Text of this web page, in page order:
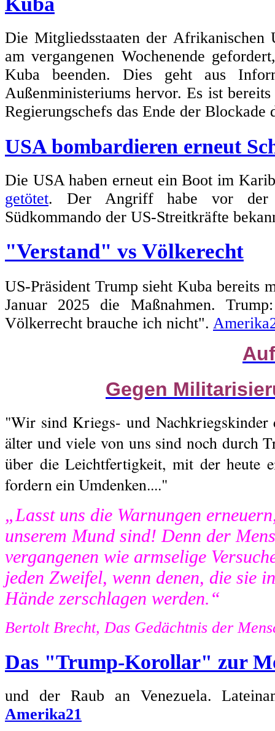
Die Mitgliedsstaaten der
am vergangenen Wochenende
Kuba beenden. Dies geht aus
Außenministeriums hervor. Es ist
Regierungschefs das Ende der
USA bombardieren erneut
Die USA haben erneut ein Boot im
getötet. Der Angriff habe vor der
Südkommando der US-Streitkräfte
"Verstand" vs Völkerecht
US-Präsident Trump sieht Kuba bereits
Januar 2025 die Maßnahmen.
Völkerrecht brauche ich nicht".
Gegen
"Wir sind Kriegs- und Nachkriegskinder
älter und viele von uns sind noch durch
über die Leichtfertigkeit, mit der heute
fordern ein Umdenken...."
„Lasst uns die Warnungen
unserem Mund sind! Denn der
vergangenen wie armselige
jeden Zweifel, wenn denen, die sie
Hände zerschlagen werden.“
Bertolt Brecht, Das Gedächtnis der
Das "Trump-Korollar" zur
und der Raub an Venezuela.
Amerika21